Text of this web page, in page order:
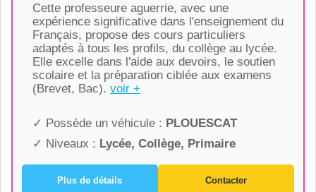
Cette professeure aguerrie, avec une
expérience significative dans l'enseignement du
Français, propose des cours particuliers
adaptés à tous les profils, du collège au lycée.
Elle excelle dans l'aide aux devoirs, le soutien
scolaire et la préparation ciblée aux examens
(Brevet, Bac). voir +
✓ Possède un véhicule : PLOUESCAT
✓ Niveaux : Lycée, Collège, Primaire
Plus de détails Contacter